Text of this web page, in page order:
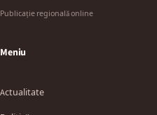
Publicație regională online
Meniu
Actualitate